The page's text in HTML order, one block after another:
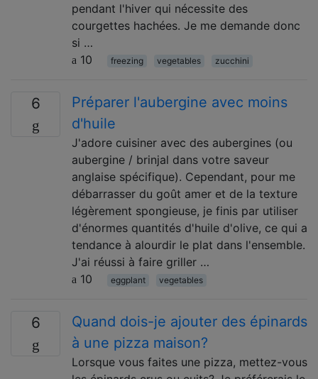
pendant l'hiver qui nécessite des
courgettes hachées. Je me demande donc
si …
10
freezing vegetables zucchini
6
Préparer l'aubergine avec moins
d'huile
J'adore cuisiner avec des aubergines (ou
aubergine / brinjal dans votre saveur
anglaise spécifique). Cependant, pour me
débarrasser du goût amer et de la texture
légèrement spongieuse, je finis par utiliser
d'énormes quantités d'huile d'olive, ce qui a
tendance à alourdir le plat dans l'ensemble.
J'ai réussi à faire griller …
10
eggplant vegetables
6
Quand dois-je ajouter des épinards
à une pizza maison?
Lorsque vous faites une pizza, mettez-vous